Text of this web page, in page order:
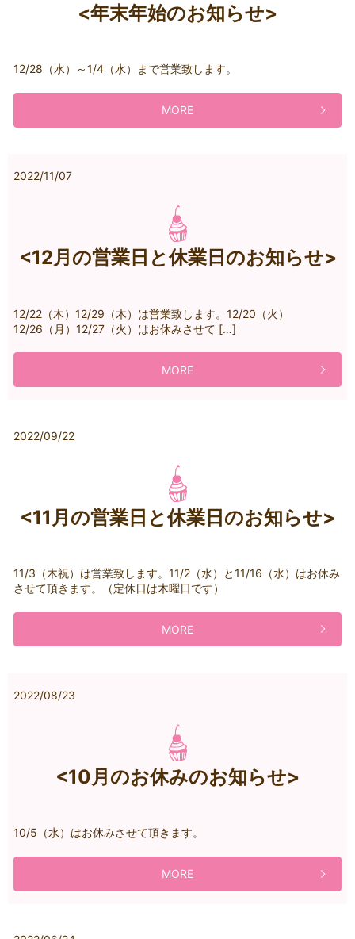
<年末年始のお知らせ>
12/28（水）～1/4（水）まで営業致します。
MORE
2022/11/07
<12月の営業日と休業日のお知らせ>
12/22（木）12/29（木）は営業致します。12/20（火）
12/26（月）12/27（火）はお休みさせて […]
MORE
2022/09/22
<11月の営業日と休業日のお知らせ>
11/3（木祝）は営業致します。11/2（水）と11/16（水）はお休み
させて頂きます。（定休日は木曜日です）
MORE
2022/08/23
<10月のお休みのお知らせ>
10/5（水）はお休みさせて頂きます。
MORE